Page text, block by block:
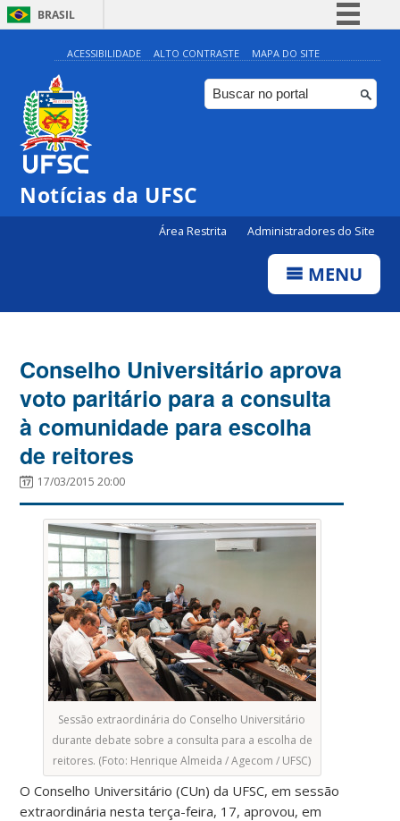
BRASIL
Simplifique!
Comunica BR
Participe
ACESSIBILIDADE ALTO CONTRASTE MAPA DO SITE
Notícias da UFSC
Área Restrita Administradores do Site
MENU
Conselho Universitário aprova
voto paritário para a consulta
à comunidade para escolha
de reitores
17/03/2015 20:00
Sessão extraordinária do Conselho Universitário
durante debate sobre a consulta para a escolha de
reitores. (Foto: Henrique Almeida / Agecom / UFSC)
O Conselho Universitário (CUn) da UFSC, em sessão
extraordinária nesta terça-feira, 17, aprovou, em